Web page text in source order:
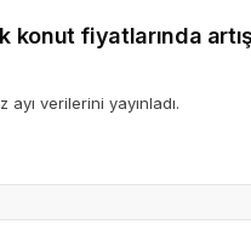
verilerini yayınladı.